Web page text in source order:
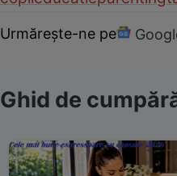
Urmărește-ne pe
Ghid de